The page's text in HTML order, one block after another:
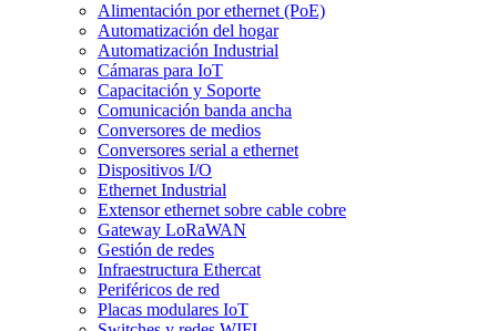
Alimentación por ethernet (PoE)
Automatización del hogar
Automatización Industrial
Cámaras para IoT
Capacitación y Soporte
Comunicación banda ancha
Conversores de medios
Conversores serial a ethernet
Dispositivos I/O
Ethernet Industrial
Extensor ethernet sobre cable cobre
Gateway LoRaWAN
Gestión de redes
Infraestructura Ethercat
Periféricos de red
Placas modulares IoT